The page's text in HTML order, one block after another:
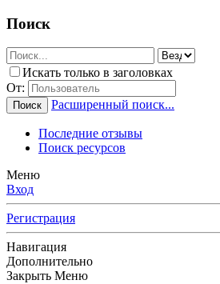
Поиск
Искать только в заголовках
От:
Поиск Расширенный поиск...
Последние отзывы
Поиск ресурсов
Меню
Вход
Регистрация
Навигация
Дополнительно
Закрыть Меню